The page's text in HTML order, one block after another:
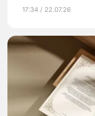
17:34 / 22.07.26